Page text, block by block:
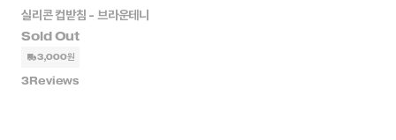
실리콘 컵받침 - 브라운테니
3,000원
Reviews
3